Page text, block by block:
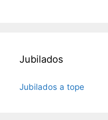
Jubilados
Jubilados a tope